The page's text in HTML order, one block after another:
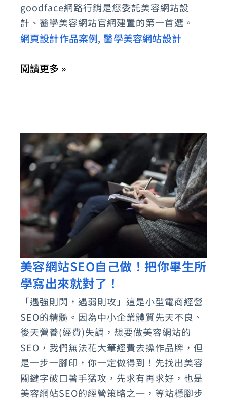
goodface網路行銷是您委託美容網站設
計、醫學美容網站官網建置的第一首選。
網頁設計作品案例,醫學美容網站設計
美
容
網
設
賣
店
規
劃
建
置
閱讀更多 »
美容網站SEO自己做！把你畢生所
學寫出來就對了！
「遇強則閃，遇弱則攻」這是小型電商經營
SEO的精髓。因為中小企業體質先天不良、
後天營養(經費)失調，想要做美容網站的
SEO，我們無法花大筆經費去操作品牌，但
是一步一腳印，你一定做得到！先找出美容
關鍵字破口著手猛攻，先求有再求好，也是
美容網站SEO的經營策略之一，等站穩腳步
美
容
網
站
SEO
自
己
做！
把